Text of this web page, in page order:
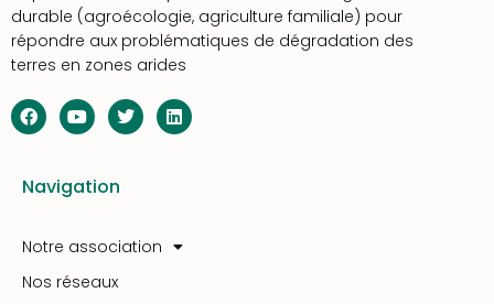
durable (agroécologie, agriculture familiale) pour
répondre aux problématiques de dégradation des
terres en zones arides
Navigation
Notre association
Nos réseaux